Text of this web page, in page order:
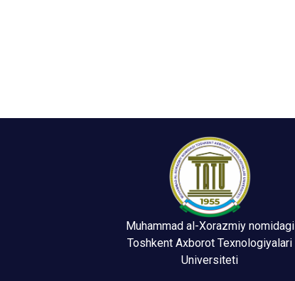
Muhammad al-Xorazmiy nomidagi
Toshkent Axborot Texnologiyalari
Universiteti